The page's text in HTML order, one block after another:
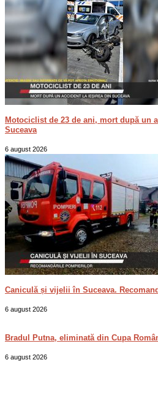
Motociclist de 23 de ani, mort după un
Suceava
6 august 2026
Caniculă și vijelii în Suceava.
6 august 2026
Bradul Putna, eliminată din Cupa
6 august 2026